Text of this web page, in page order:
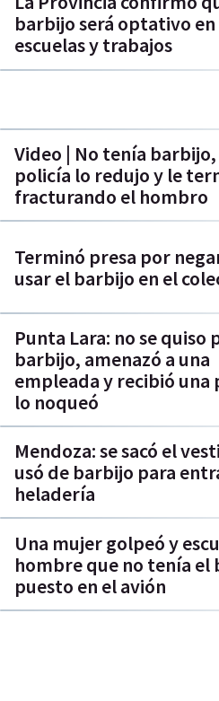
barbijo será optativo en
escuelas y trabajos
Video | No tenía
policía lo redujo y le
fracturando el hombro
Terminó presa por
usar el barbijo en el
Punta Lara: no se quiso
barbijo, amenazó a una
empleada y recibió una
lo noqueó
Mendoza: se sacó el
usó de barbijo para
heladería
Una mujer golpeó y
hombre que no tenía el
puesto en el avión